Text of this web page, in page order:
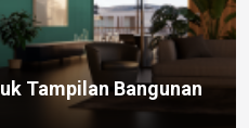
Tampilan Bangunan